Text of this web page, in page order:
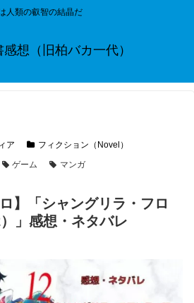
人類の叡智の結晶だ
想（旧柏バカ一代）
ア
フィクション（Novel）
ゲーム マンガ
】「シャングリラ・フロ
」感想・ネタバレ